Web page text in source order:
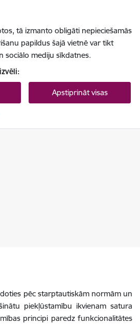
tā izmanto obligāti nepieciešamās
papildus šajā vietnē var tikt
sociālo mediju sīkdatnes.
Apstiprināt visas
pēc starptautiskām normāmun
piekļūstamību ikvienam satura
principi paredz funkcionalitātes